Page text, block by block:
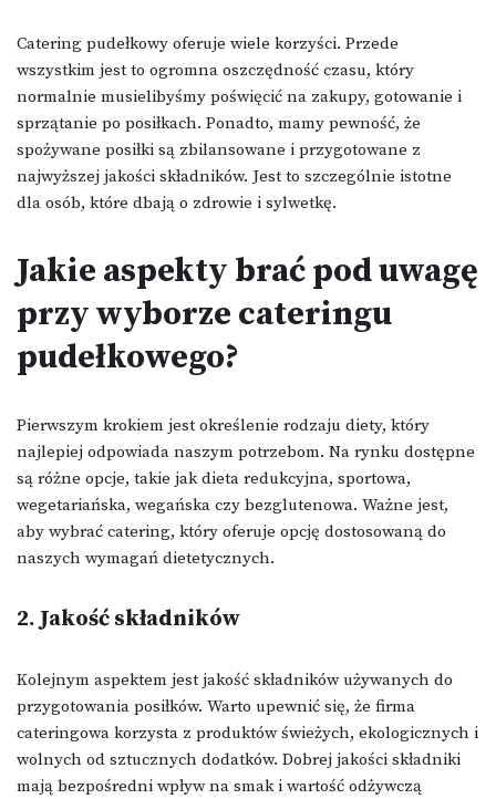
Catering pudełkowy oferuje wiele korzyści. Przede
wszystkim jest to ogromna oszczędność czasu, który
normalnie musielibyśmy poświęcić na zakupy, gotowanie i
sprzątanie po posiłkach. Ponadto, mamy pewność, że
spożywane posiłki są zbilansowane i przygotowane z
najwyższej jakości składników. Jest to szczególnie istotne
dla osób, które dbają o zdrowie i sylwetkę.
Jakie aspekty brać pod uwagę
przy wyborze cateringu
pudełkowego?
Pierwszym krokiem jest określenie rodzaju diety, który
najlepiej odpowiada naszym potrzebom. Na rynku dostępne
są różne opcje, takie jak dieta redukcyjna, sportowa,
wegetariańska, wegańska czy bezglutenowa. Ważne jest,
aby wybrać catering, który oferuje opcję dostosowaną do
naszych wymagań dietetycznych.
2. Jakość składników
Kolejnym aspektem jest jakość składników używanych do
przygotowania posiłków. Warto upewnić się, że firma
cateringowa korzysta z produktów świeżych, ekologicznych i
wolnych od sztucznych dodatków. Dobrej jakości składniki
mają bezpośredni wpływ na smak i wartość odżywczą